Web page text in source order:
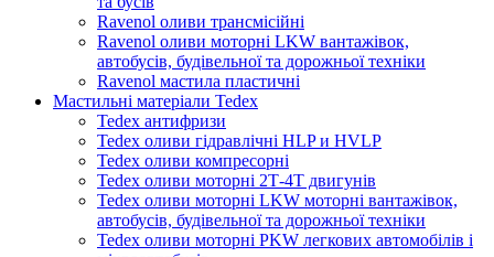
Ravenol оливи трансмісійні
Ravenol оливи моторні LKW вантажівок,
автобусів, будівельної та дорожньої техніки
Ravenol мастила пластичні
Мастильні матеріали Tedex
Tedex антифризи
Tedex оливи гідравлічні HLP и HVLP
Tedex оливи компресорні
Tedex оливи моторні 2Т-4Т двигунів
Tedex оливи моторні LKW моторні вантажівок,
автобусів, будівельної та дорожньої техніки
Tedex оливи моторні PKW легкових автомобілів і